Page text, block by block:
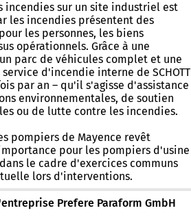
incendies sur un site industriel est
les incendies présentent des
les personnes, les biens
opérationnels. Grâce à une
parc de véhicules complet et une
d'incendie interne de SCHOTT
par an – qu'il s'agisse d'assistance
environnementales, de soutien
ou de lutte contre les incendies.
pompiers de Mayence revêt
pour les pompiers d'usine
dans le cadre d'exercices communs
lors d'interventions.
Prefere Paraform GmbH